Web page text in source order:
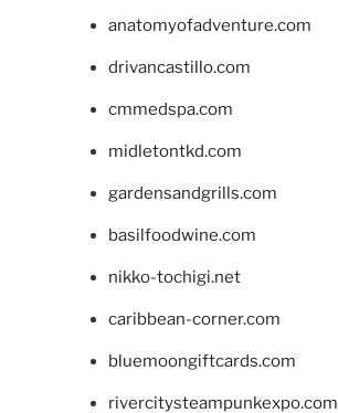
anatomyofadventure.com
drivancastillo.com
cmmedspa.com
midletontkd.com
gardensandgrills.com
basilfoodwine.com
nikko-tochigi.net
caribbean-corner.com
bluemoongiftcards.com
rivercitysteampunkexpo.com